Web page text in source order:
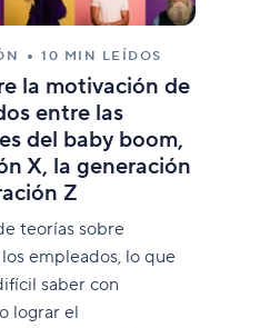
10 MIN LEÍDOS
la motivación de
entre las
del baby boom,
X, la generación
Z
teorías sobre
empleados, lo que
saber con
lograr el